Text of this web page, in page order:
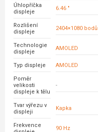
Úhlopříčka
displeje
6.46 "
Rozlišení
displeje
2404×1080 bodů
Technologie
displeje
AMOLED
Typ displeje AMOLED
Poměr
velikosti
displeje k tělu
-
Tvar výřezu v
displeji
Kapka
Frekvence
90 Hz